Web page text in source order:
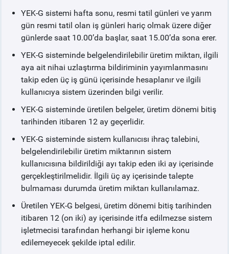
Örnek Finans Belgeleri
Sıkça Sorulan Sorular
YEK-G Nedir?
YEK-G sistemi hafta sonu, resmi tatil günleri ve yarım
gün resmi tatil olan iş günleri hariç olmak üzere diğer
günlerde saat 10.00’da başlar, saat 15.00’da sona erer.
YEK-G sisteminde belgelendirilebilir üretim miktarı, ilgili
aya ait nihai uzlaştırma bildiriminin yayımlanmasını
takip eden üç iş günü içerisinde hesaplanır ve ilgili
kullanıcıya sistem üzerinden bilgi verilir.
YEK-G sisteminde üretilen belgeler, üretim dönemi bitiş
tarihinden itibaren 12 ay geçerlidir.
YEK-G sisteminde sistem kullanıcısı ihraç talebini,
belgelendirilebilir üretim miktarının sistem
kullanıcısına bildirildiği ayı takip eden iki ay içerisinde
gerçekleştirilmelidir. İlgili üç ay içerisinde talepte
bulmaması durumda üretim miktarı kullanılamaz.
Üretilen YEK-G belgesi, üretim dönemi bitiş tarihinden
itibaren 12 (on iki) ay içerisinde itfa edilmezse sistem
işletmecisi tarafından herhangi bir işleme konu
edilemeyecek şekilde iptal edilir.